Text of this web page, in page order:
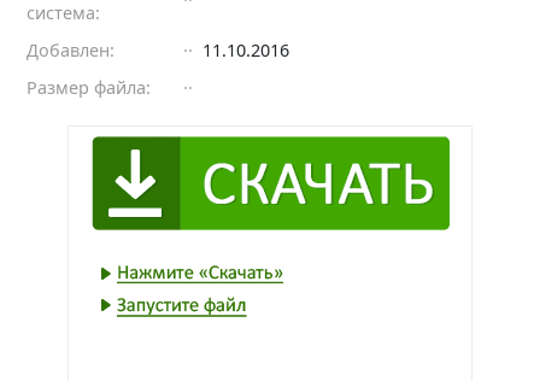
система:
Добавлен:
11.10.2016
Размер файла: